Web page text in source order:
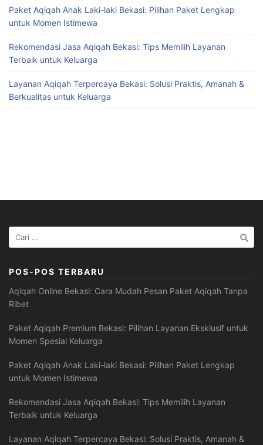
Paket Aqiqah Anak Laki-laki Bekasi: Pilihan Paket Lengkap
untuk Momen Istimewa
Rekomendasi Jasa Aqiqah Bekasi: Tips Memilih Layanan
Terbaik untuk Keluarga
Layanan Aqiqah Terpercaya Bekasi: Solusi Praktis, Amanah &
Berkualitas untuk Keluarga
Cari
untuk:
POS-POS TERBARU
Aqiqah Online Bekasi: Cara Mudah Pesan Paket Aqiqah Tanpa
Ribet
Paket Aqiqah Premium Bekasi: Pilihan Layanan Eksklusif untuk
Momen Spesial Keluarga
Paket Aqiqah Anak Laki-laki Bekasi: Pilihan Paket Lengkap
untuk Momen Istimewa
Rekomendasi Jasa Aqiqah Bekasi: Tips Memilih Layanan
Terbaik untuk Keluarga
Layanan Aqiqah Terpercaya Bekasi: Solusi Praktis, Amanah &